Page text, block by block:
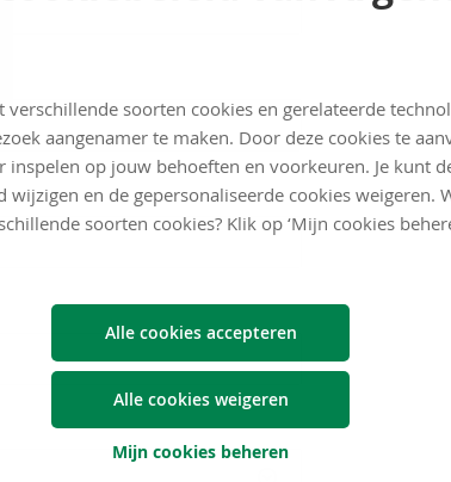
verschillende soorten cookies en gerelateerde
aangenamer te maken. Door deze cookies te
inspelen op jouw behoeften en voorkeuren. Je kunt
wijzigen en de gepersonaliseerde cookies weigeren.
soorten cookies? Klik op ‘Mijn cookies
Alle cookies accepteren
Alle cookies weigeren
Mijn cookies beheren